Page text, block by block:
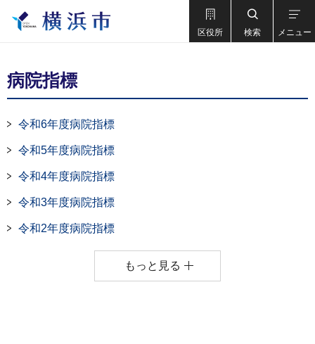
区役所 検索 メニュー
病院指標
令和6年度病院指標
令和5年度病院指標
令和4年度病院指標
令和3年度病院指標
令和2年度病院指標
もっと見る